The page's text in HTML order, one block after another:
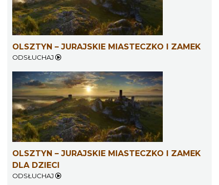
OLSZTYN – JURAJSKIE MIASTECZKO I ZAMEK
ODSŁUCHAJ
OLSZTYN – JURAJSKIE MIASTECZKO I ZAMEK
DLA DZIECI
ODSŁUCHAJ